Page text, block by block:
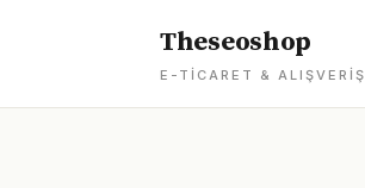
Theseoshop
E-TICARET & ALIŞVERIŞ